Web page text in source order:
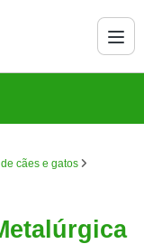
cães e gatos